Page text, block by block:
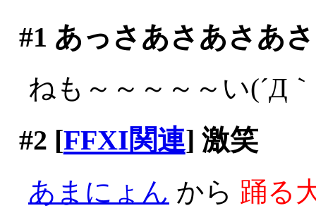
#1 あっさあさあさあ
ねも～～～～～い(´Д
#2 [FFXI関連] 激笑
あまにょん から 踊る